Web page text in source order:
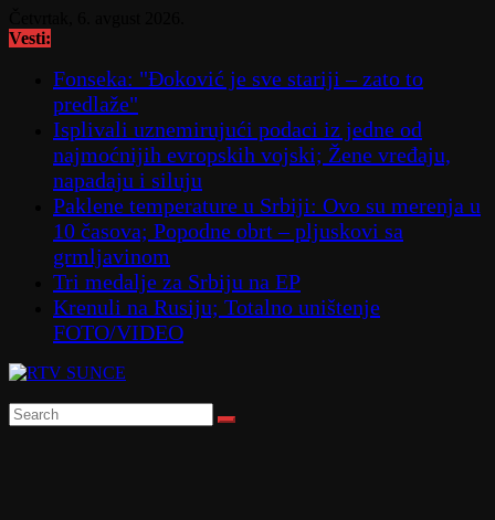
to
Vesti:
Fonseka: "Đoković je sve stariji – zato to
predlaže"
Isplivali uznemirujući podaci iz jedne od
najmoćnijih evropskih vojski; Žene vređaju,
napadaju i siluju
Paklene temperature u Srbiji: Ovo su merenja u
10 časova; Popodne obrt – pljuskovi sa
grmljavinom
Tri medalje za Srbiju na EP
Krenuli na Rusiju; Totalno uništenje
FOTO/VIDEO